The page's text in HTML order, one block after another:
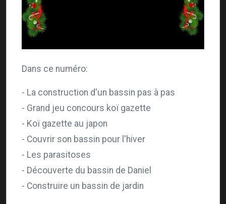
Dans ce numéro:
- La construction d'un bassin pas à pas
- Grand jeu concours koï gazette
- Koï gazette au japon
- Couvrir son bassin pour l'hiver
- Les parasitoses
- Découverte du bassin de Daniel
- Construire un bassin de jardin